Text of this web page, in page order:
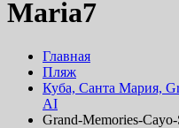
Maria7
Главная
Пляж
Куба, Санта Мария,
AI
Grand-Memories-